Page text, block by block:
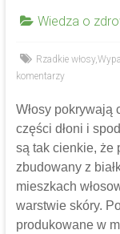
Wiedza o
Rzadkie włosy,
komentarzy
Włosy pokrywają
części dłoni i
są tak cienkie, że
zbudowany z
mieszkach
warstwie skóry.
produkowane w